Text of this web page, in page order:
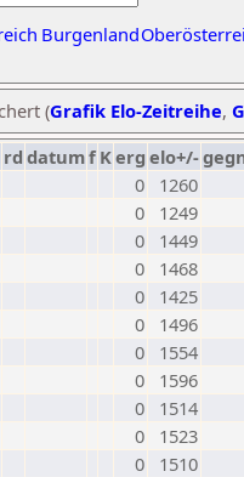
Burgenland
(Grafik Elo-Zeitreihe,
rd datumf Kerg elo+/-
0
1260
0
1249
0
1449
0
1468
0
1425
0
1496
0
1554
0
1596
0
1514
0
1523
0
1510